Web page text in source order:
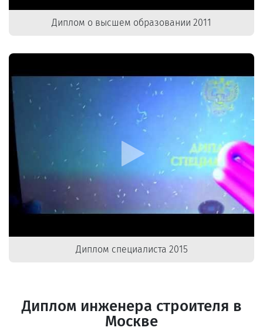
Диплом о высшем образовании 2011
Диплом специалиста 2015
Диплом инженера строителя в
Москве